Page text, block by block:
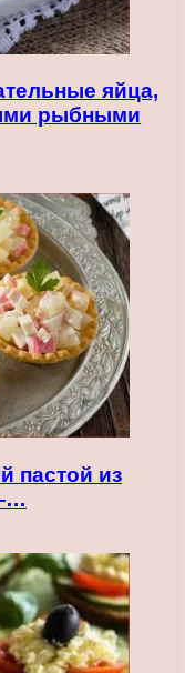
яйца,
рыбными
пастой из